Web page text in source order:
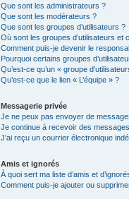
Que sont les administrateurs ?
Que sont les modérateurs ?
Que sont les groupes d’utilisateurs ?
Où sont les groupes d’utilisateurs et
Comment puis-je devenir le
Pourquoi certains groupes
Qu’est-ce qu’un « groupe
Qu’est-ce que le lien « L’équipe » ?
Messagerie privée
Je ne peux pas envoyer de
Je continue à recevoir des
J’ai reçu un courrier électronique
Amis et ignorés
À quoi sert ma liste d’amis et
Comment puis-je ajouter ou